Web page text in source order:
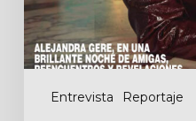
Entrevista Reportaje